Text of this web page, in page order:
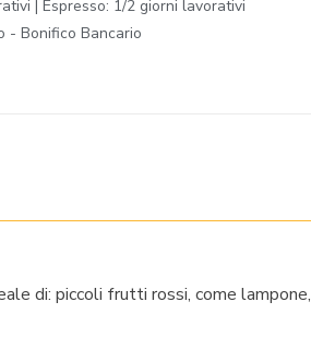
| Espresso: 1/2 giorni lavorativi
- Bonifico Bancario
di: piccoli frutti rossi, come lampone,